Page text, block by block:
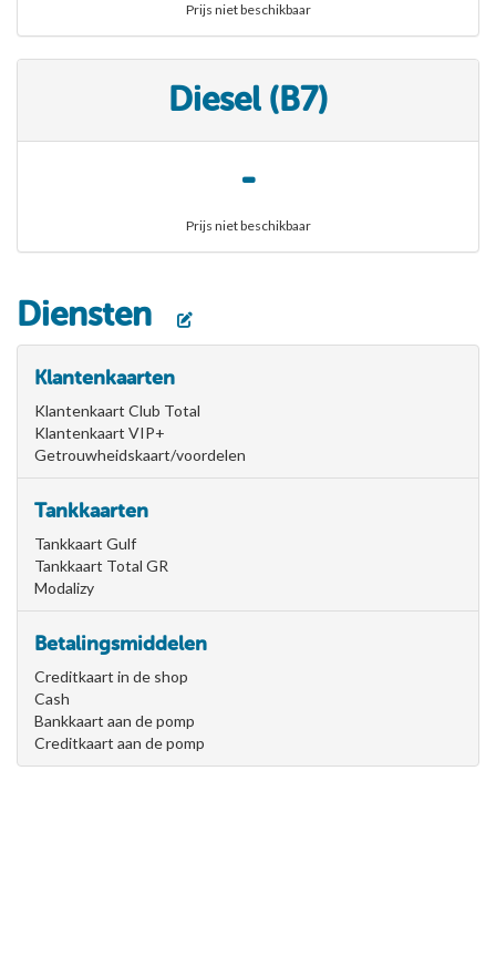
Prijs niet beschikbaar
Diesel (B7)
-
Prijs niet beschikbaar
Diensten
Klantenkaarten
Klantenkaart Club Total
Klantenkaart VIP+
Getrouwheidskaart/voordelen
Tankkaarten
Tankkaart Gulf
Tankkaart Total GR
Modalizy
Betalingsmiddelen
Creditkaart in de shop
Cash
Bankkaart aan de pomp
Creditkaart aan de pomp